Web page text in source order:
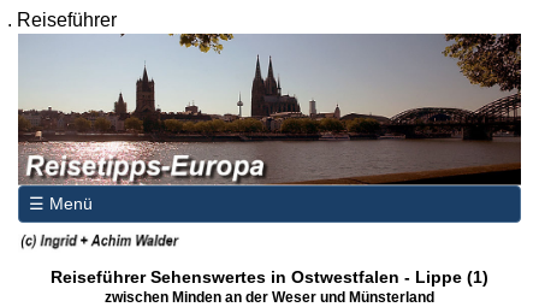
. Reiseführer
☰ Menü
Reiseführer Sehenswertes in Ostwestfalen - Lippe (1)
zwischen Minden an der Weser und Münsterland